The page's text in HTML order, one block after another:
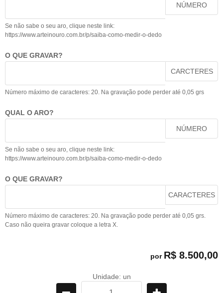
NÚMERO
Se não sabe o seu aro, clique neste link:
https://www.arteinouro.com.br/p/saiba-como-medir-o-dedo
O QUE GRAVAR?
CARCTERES
Número máximo de caracteres: 20. Na gravação pode perder até 0,05 grs
QUAL O ARO?
NÚMERO
Se não sabe o seu aro, clique neste link:
https://www.arteinouro.com.br/p/saiba-como-medir-o-dedo
O QUE GRAVAR?
CARACTERES
Número máximo de caracteres: 20. Na gravação pode perder até 0,05 grs.
Caso não queira gravar coloque a letra X.
por R$ 8.500,00
Unidade: un